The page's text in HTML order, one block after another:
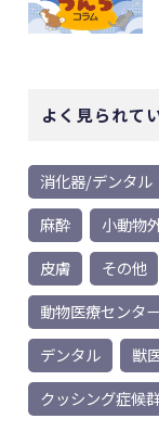
よく見られて
消化器/デンタル
麻酔
小動物
皮膚
その他
動物医療センター
デンタル
獣
クッシング症候